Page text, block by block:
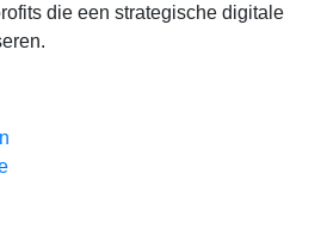
die een strategische digitale